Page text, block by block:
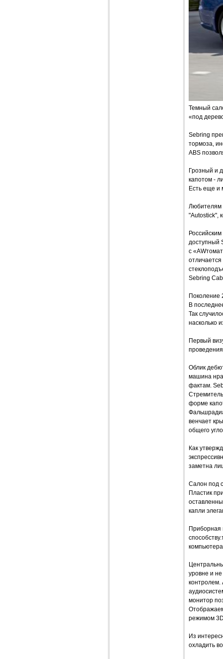
Темный
«под
Sebring
тормоза,
ABS
Грозный и
капотом -
Есть еще и
Любителям
"Autostick",
доступный
с
Sebring
Поколение
В
Так
насколько
Первый
Облик
машина
фактам.
форме
венчает
общего
Как
заметна
Салон под
Пластик
капли
Приборная
уровне и
контролем.
монитор
режимом
Из
охладить